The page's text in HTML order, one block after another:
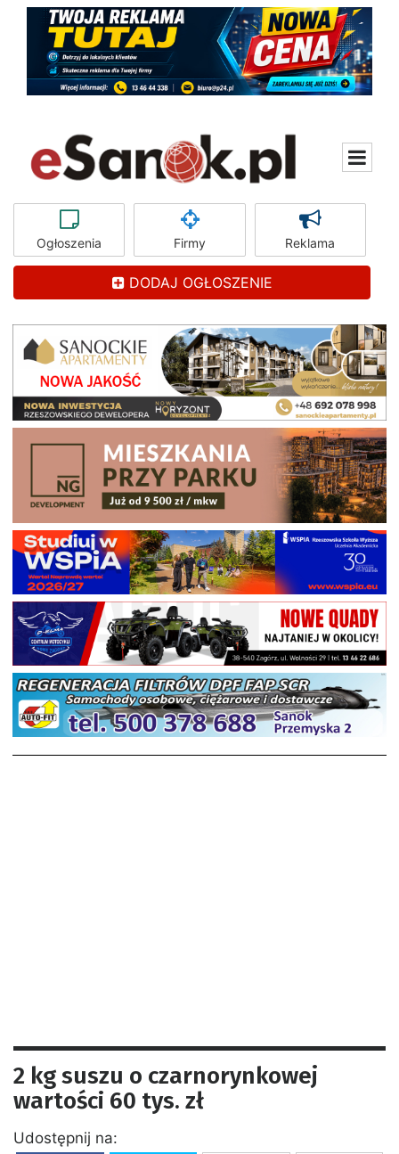
Ogłoszenia Firmy Reklama
DODAJ OGŁOSZENIE
2 kg suszu o czarnorynkowej
wartości 60 tys. zł
Udostępnij na: